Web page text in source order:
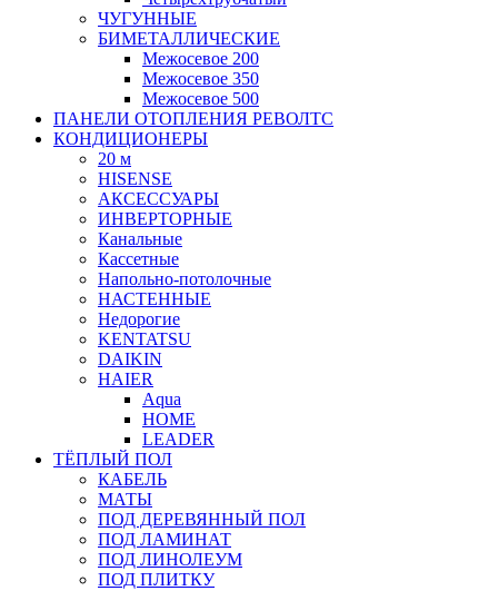
ЧУГУННЫЕ
БИМЕТАЛЛИЧЕСКИЕ
Межосевое 200
Межосевое 350
Межосевое 500
ПАНЕЛИ ОТОПЛЕНИЯ РЕВОЛТС
КОНДИЦИОНЕРЫ
20 м
HISENSE
АКСЕССУАРЫ
ИНВЕРТОРНЫЕ
Канальные
Кассетные
Напольно-потолочные
НАСТЕННЫЕ
Недорогие
KENTATSU
DAIKIN
HAIER
Aqua
HOME
LEADER
ТЁПЛЫЙ ПОЛ
КАБЕЛЬ
МАТЫ
ПОД ДЕРЕВЯННЫЙ ПОЛ
ПОД ЛАМИНАТ
ПОД ЛИНОЛЕУМ
ПОД ПЛИТКУ